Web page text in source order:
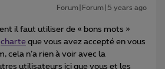
Forum|Forum|5 years ago
il faut utiliser de « bons mots »
charte que vous avez accepté en vous
cela n’a rien à voir avec la
utilisateurs ici que vous et les